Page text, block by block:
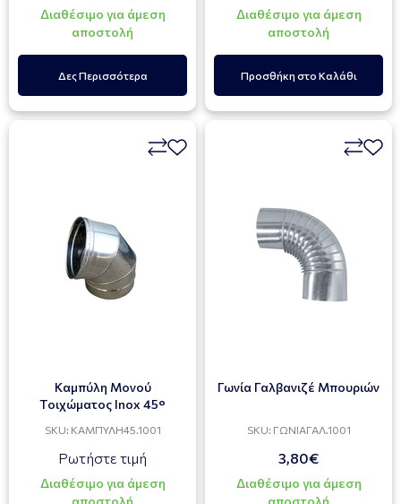
Διαθέσιμο για άμεση
αποστολή
Δες Περισσότερα
Διαθέσιμο για άμεση
αποστολή
Προσθήκη στο Καλάθι
Καμπύλη Μονού
Tοιχώματος Ιnox 45°
SKU: ΚΑΜΠΥΛΗ45.1001
Ρωτήστε τιμή
Διαθέσιμο για άμεση
αποστολή
Γωνία Γαλβανιζέ Μπουριών
SKU: ΓΩΝΙΑΓΑΛ.1001
3,80€
Διαθέσιμο για άμεση
αποστολή